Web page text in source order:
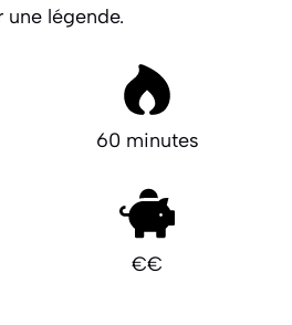
légende.
60 minutes
€€